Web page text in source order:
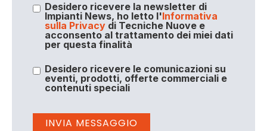
Desidero ricevere la newsletter di
Impianti News, ho letto l'Informativa
sulla Privacydi Tecniche Nuove e
acconsento al trattamento dei miei dati
per questa finalità
Desidero ricevere le comunicazioni su
eventi, prodotti, offerte commerciali e
contenuti speciali